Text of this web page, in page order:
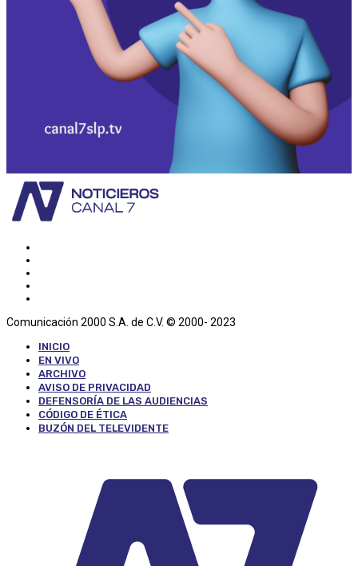
Comunicación 2000 S.A. de C.V. © 2000- 2023
INICIO
EN VIVO
ARCHIVO
AVISO DE PRIVACIDAD
DEFENSORÍA DE LAS AUDIENCIAS
CÓDIGO DE ÉTICA
BUZÓN DEL TELEVIDENTE